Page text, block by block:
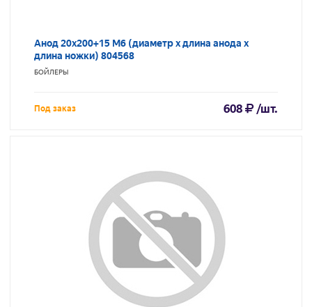
Анод 20х200+15 M6 (диаметр х длина анода х
длина ножки) 804568
БОЙЛЕРЫ
Под заказ 608 /шт.